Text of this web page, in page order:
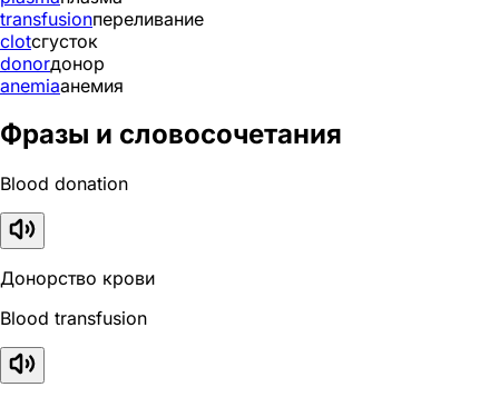
transfusionпереливание
clotсгусток
donorдонор
anemiaанемия
Фразы и словосочетания
Blood donation
Донорство крови
Blood transfusion